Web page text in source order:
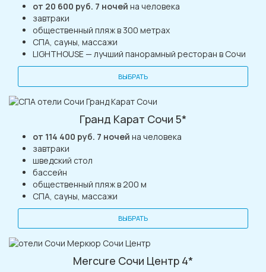
от 20 600 руб. 7 ночей на человека
завтраки
общественный пляж в 300 метрах
СПА, сауны, массажи
LIGHTHOUSE — лучший панорамный ресторан в Сочи
ВЫБРАТЬ
Гранд Карат Сочи 5*
от 114 400 руб. 7 ночей на человека
завтраки
шведский стол
бассейн
общественный пляж в 200 м
СПА, сауны, массажи
ВЫБРАТЬ
Mercure Сочи Центр 4*